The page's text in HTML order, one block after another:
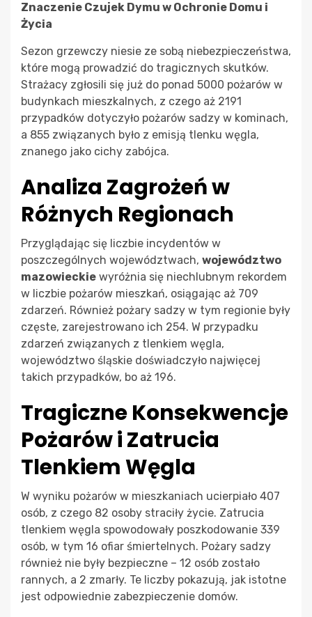
Znaczenie Czujek Dymu w Ochronie Domu i
Życia
Sezon grzewczy niesie ze sobą niebezpieczeństwa,
które mogą prowadzić do tragicznych skutków.
Strażacy zgłosili się już do ponad 5000 pożarów w
budynkach mieszkalnych, z czego aż 2191
przypadków dotyczyło pożarów sadzy w kominach,
a 855 związanych było z emisją tlenku węgla,
znanego jako cichy zabójca.
Analiza Zagrożeń w
Różnych Regionach
Przyglądając się liczbie incydentów w
poszczególnych województwach, województwo
mazowieckie wyróżnia się niechlubnym rekordem
w liczbie pożarów mieszkań, osiągając aż 709
zdarzeń. Również pożary sadzy w tym regionie były
częste, zarejestrowano ich 254. W przypadku
zdarzeń związanych z tlenkiem węgla,
województwo śląskie doświadczyło najwięcej
takich przypadków, bo aż 196.
Tragiczne Konsekwencje
Pożarów i Zatrucia
Tlenkiem Węgla
W wyniku pożarów w mieszkaniach ucierpiało 407
osób, z czego 82 osoby straciły życie. Zatrucia
tlenkiem węgla spowodowały poszkodowanie 339
osób, w tym 16 ofiar śmiertelnych. Pożary sadzy
również nie były bezpieczne – 12 osób zostało
rannych, a 2 zmarły. Te liczby pokazują, jak istotne
jest odpowiednie zabezpieczenie domów.